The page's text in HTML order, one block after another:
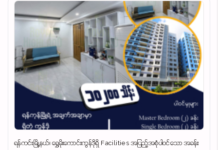
ရန်ကင်းမြို့နယ်၊ ရွှေမိုးကောင်းကွန်ဒိုရှိ Facilities အပြည့်အစုံပါဝင်သော အခန်း